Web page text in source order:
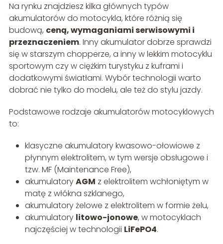
Na rynku znajdziesz kilka głównych typów
akumulatorów do motocykla, które różnią się
budową, ceną, wymaganiami serwisowymi i
przeznaczeniem. Inny akumulator dobrze sprawdzi
się w starszym chopperze, a inny w lekkim motocyklu
sportowym czy w ciężkim turystyku z kuframi i
dodatkowymi światłami. Wybór technologii warto
dobrać nie tylko do modelu, ale też do stylu jazdy.
Podstawowe rodzaje akumulatorów motocyklowych
to:
klasyczne akumulatory kwasowo-ołowiowe z
płynnym elektrolitem, w tym wersje obsługowe i
tzw. MF (Maintenance Free),
akumulatoryAGM z elektrolitem wchłoniętym w
matę z włókna szklanego,
akumulatory żelowe z elektrolitem w formie żelu,
akumulatory litowo-jonowe, w motocyklach
najczęściej w technologii LiFePO4.